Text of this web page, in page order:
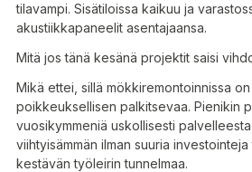
tilavampi. Sisätiloissa kaikuu ja
akustiikkapaneelit asentajaansa.
Mitä jos tänä kesänä projektit saisi
Mikä ettei, sillä mökkiremontoinnissa
poikkeuksellisen palkitsevaa. Pienikin
vuosikymmeniä uskollisesti
viihtyisämmän ilman suuria
kestävän työleirin tunnelmaa.